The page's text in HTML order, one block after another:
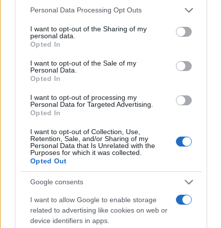
Personal Data Processing Opt Outs
I want to opt-out of the Sharing of my
personal data.
Opted In
I want to opt-out of the Sale of my
Personal Data.
Opted In
I want to opt-out of processing my
Personal Data for Targeted Advertising.
Opted In
I want to opt-out of Collection, Use,
Retention, Sale, and/or Sharing of my
Personal Data that Is Unrelated with the
Purposes for which it was collected.
Opted Out
Google consents
I want to allow Google to enable storage
related to advertising like cookies on web or
device identifiers in apps.
per l’elezione del nuovo leader. La tabella di
suo successore prima della ripresa dei lavori
parlamentari prevista per settembre. Starmer ha
fatto sapere che rimarrà “in carica come primo
ministro fino a quando sarà completata” la sfida
Laburista. “Farò tutto quello che posso per
garantire un’ordinata transizione di potere”, ha
aggiunto, garantendo che assicurerà al suo
successore “pieno ed inequivocabile sostegno”.
Qualora si aprisse una competizione per la
leadership, il nuovo capo del Labour e primo
ministro entrerebbe in carica entro la ripresa dei
lavori del Parlamento britannico, prevista per
settembre. Se inveceAndy Burnhamdovesse
restare l’unico candidato in corsa — uno scenario